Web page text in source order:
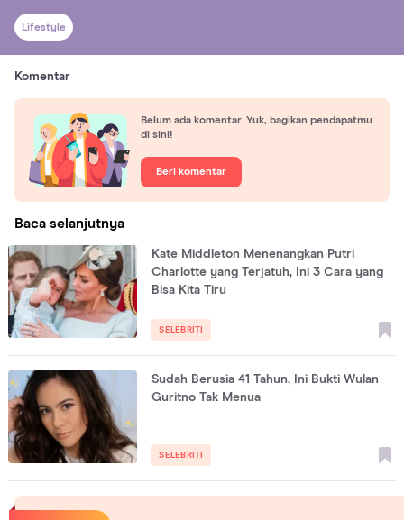
Lifestyle
Komentar
Belum ada komentar. Yuk, bagikan pendapatmu
di sini!
Beri komentar
Baca selanjutnya
Kate Middleton Menenangkan Putri
Charlotte yang Terjatuh, Ini 3 Cara yang
Bisa Kita Tiru
SELEBRITI
Sudah Berusia 41 Tahun, Ini Bukti Wulan
Guritno Tak Menua
SELEBRITI